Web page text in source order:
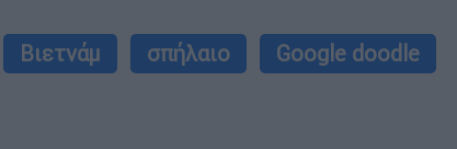
Βιετνάμ σπήλαιο
Google doodle